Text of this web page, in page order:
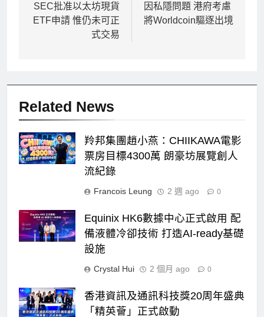
章
SEC批准以太坊現貨
ETF申請 惟仍未可正
式交易
因私隱問題 港府考慮
將Worldcoin驅逐出境
Related News
羚邦集團趙小燕：CHIIKAWA電影
票房目標4300萬 朗豪坊展覽創人
流紀錄
Francois Leung 2 週 ago 0
Equinix HK6數據中心正式啟用 配
備液體冷卻技術 打造AI-ready基礎
設施
Crystal Hui 2 個月 ago 0
香港資訊及通訊科技獎20周年盛典
「精英薈」正式啟動